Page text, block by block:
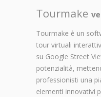
Tourmake
Tourmake è un
tour virtuali
su Google Street
potenzialità,
professionisti una
elementi innovativi